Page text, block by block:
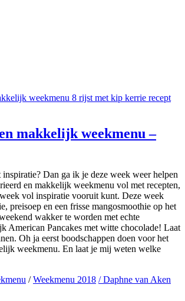
makkelijk weekmenu –
inspiratie? Dan ga ik je deze week weer helpen
en makkelijk weekmenu vol met recepten,
vol inspiratie vooruit kunt. Deze week
preisoep en een frisse mangosmoothie op het
wakker te worden met echte
American Pancakes met witte chocolade! Laat
Oh ja eerst boodschappen doen voor het
weekmenu. En laat je mij weten welke
/Weekmenu 2018 / Daphne van Aken